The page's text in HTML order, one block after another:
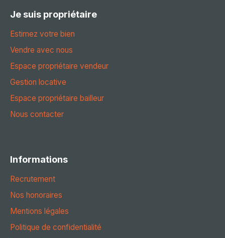
Je suis propriétaire
Estimez votre bien
Vendre avec nous
Espace propriétaire vendeur
Gestion locative
Espace propriétaire bailleur
Nous contacter
Informations
Recrutement
Nos honoraires
Mentions légales
Politique de confidentialité